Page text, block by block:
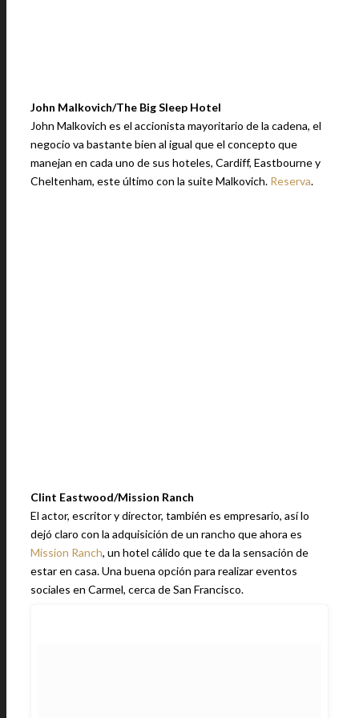
John Malkovich/The Big Sleep Hotel
John Malkovich es el accionista mayoritario de la cadena, el
negocio va bastante bien al igual que el concepto que
manejan en cada uno de sus hoteles, Cardiff, Eastbourne y
Cheltenham, este último con la suite Malkovich. Reserva.
Clint Eastwood/Mission Ranch
El actor, escritor y director, también es empresario, así lo
dejó claro con la adquisición de un rancho que ahora es
Mission Ranch, un hotel cálido que te da la sensación de
estar en casa. Una buena opción para realizar eventos
sociales en Carmel, cerca de San Francisco.